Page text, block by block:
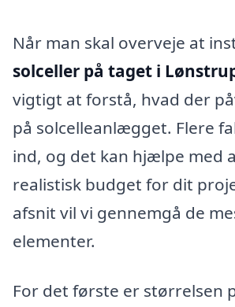
Når man skal overveje at
solceller på taget i
vigtigt at forstå, hvad der
på solcelleanlægget. Flere
ind, og det kan hjælpe med
realistisk budget for dit
afsnit vil vi gennemgå de
elementer.
For det første er størrelsen